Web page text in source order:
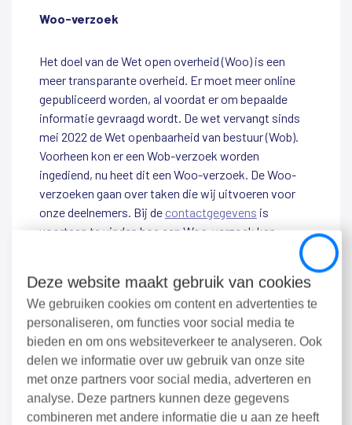
Close
Deze website maakt gebruik van cookies
We gebruiken cookies om content en advertenties te
personaliseren, om functies voor social media te
bieden en om ons websiteverkeer te analyseren. Ook
delen we informatie over uw gebruik van onze site
met onze partners voor social media, adverteren en
analyse. Deze partners kunnen deze gegevens
combineren met andere informatie die u aan ze heeft
Woo-verzoek
Het doel van de Wet open overheid (Woo) is een
meer transparante overheid. Er moet meer online
gepubliceerd worden, al voordat er om bepaalde
informatie gevraagd wordt. De wet vervangt sinds
mei 2022 de Wet openbaarheid van bestuur (Wob).
Voorheen kon er een Wob-verzoek worden
ingediend, nu heet dit een Woo-verzoek. De Woo-
verzoeken gaan over taken die wij uitvoeren voor
onze deelnemers. Bij de contactgegevens is
voortaan te vinden hoe een Woo-verzoek kan
worden ingediend. De Woo-verzoeken die over ons
als organisatie worden ingediend, zijn ook op onze
website te vinden. Waar precies, wordt nog nader
bepaald.
Inschrijven voor de externe
nieuwsbrief (externe
link)